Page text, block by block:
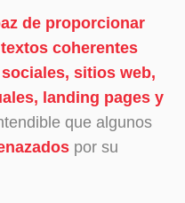
de proporcionar
coherentes
sitios web,
landing pages y
que algunos
por su